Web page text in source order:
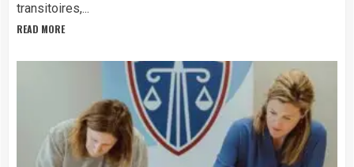
transitoires,...
READ MORE